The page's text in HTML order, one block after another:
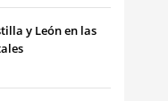
y León en las